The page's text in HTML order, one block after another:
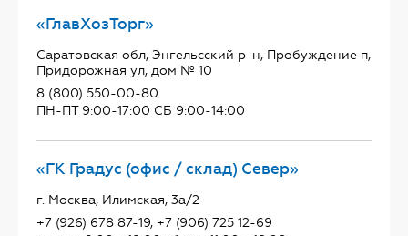
«ГлавХозТорг»
Саратовская обл, Энгельсский р-н, Пробуждение п,
Придорожная ул, дом № 10
8 (800) 550-00-80
ПН-ПТ 9:00-17:00 СБ 9:00-14:00
«ГК Градус (офис / склад) Север»
г. Москва, Илимская, 3а/2
+7 (926) 678 87-19, +7 (906) 725 12-69